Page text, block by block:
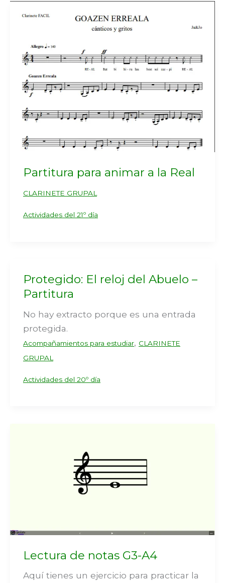
Partitura para animar a la Real
CLARINETE GRUPAL
Actividades del 21º día
Protegido: El reloj del Abuelo –
Partitura
No hay extracto porque es una entrada
protegida.
Acompañamientos para estudiar, CLARINETE
GRUPAL
Actividades del 20º día
Lectura de notas G3-A4
Aquí tienes un ejercicio para practicar la